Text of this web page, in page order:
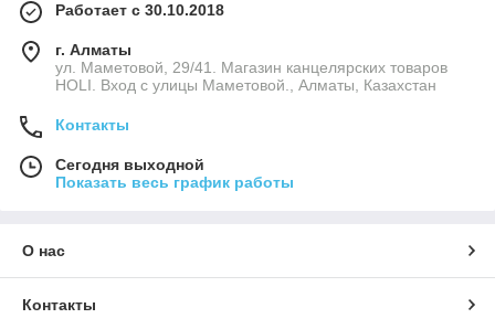
Работает с 30.10.2018
г. Алматы
ул. Маметовой, 29/41. Магазин канцелярских товаров
HOLI. Вход с улицы Маметовой., Алматы, Казахстан
Контакты
Сегодня выходной
Показать весь график работы
О нас
Контакты